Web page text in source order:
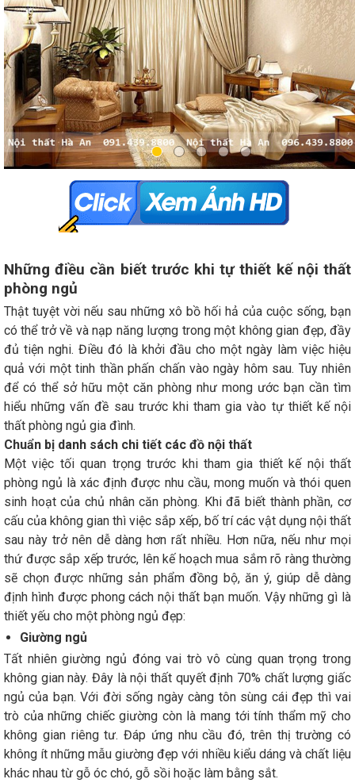
Những điều cần biết trước khi tự thiết kế nội thất
phòng ngủ
Thật tuyệt vời nếu sau những xô bồ hối hả của cuộc sống, bạn
có thể trở về và nạp năng lượng trong một không gian đẹp, đầy
đủ tiện nghi. Điều đó là khởi đầu cho một ngày làm việc hiệu
quả với một tinh thần phấn chấn vào ngày hôm sau. Tuy nhiên
để có thể sở hữu một căn phòng như mong ước bạn cần tìm
hiểu những vấn đề sau trước khi tham gia vào tự thiết kế nội
thất phòng ngủ gia đình.
Chuẩn bị danh sách chi tiết các đồ nội thất
Một việc tối quan trọng trước khi tham gia thiết kế nội thất
phòng ngủ là xác định được nhu cầu, mong muốn và thói quen
sinh hoạt của chủ nhân căn phòng. Khi đã biết thành phần, cơ
cấu của không gian thì việc sắp xếp, bố trí các vật dụng nội thất
sau này trở nên dễ dàng hơn rất nhiều. Hơn nữa, nếu như mọi
thứ được sắp xếp trước, lên kế hoạch mua sắm rõ ràng thường
sẽ chọn được những sản phẩm đồng bộ, ăn ý, giúp dễ dàng
định hình được phong cách nội thất bạn muốn. Vậy những gì là
thiết yếu cho một phòng ngủ đẹp:
Giường ngủ
Tất nhiên giường ngủ đóng vai trò vô cùng quan trọng trong
không gian này. Đây là nội thất quyết định 70% chất lượng giấc
ngủ của bạn. Với đời sống ngày càng tôn sùng cái đẹp thì vai
trò của những chiếc giường còn là mang tới tính thẩm mỹ cho
không gian riêng tư. Đáp ứng nhu cầu đó, trên thị trường có
không ít những mẫu giường đẹp với nhiều kiểu dáng và chất liệu
khác nhau từ gỗ óc chó, gỗ sồi hoặc làm bằng sắt.